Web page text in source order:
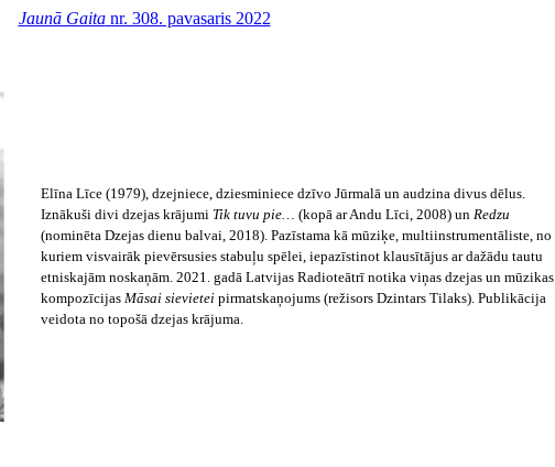
Jaunā Gaitanr. 308. pavasaris 2022
Elīna Līce (1979), dzejniece, dziesminiece dzīvo Jūrmalā un audzina divus dēlus.
Iznākuši divi dzejas krājumi Tik tuvu pie… (kopā ar Andu Līci, 2008) un Redzu
(nominēta Dzejas dienu balvai, 2018). Pazīstama kā mūziķe, multiinstrumentāliste, no
kuriem visvairāk pievērsusies stabuļu spēlei, iepazīstinot klausītājus ar dažādu tautu
etniskajām noskaņām. 2021. gadā Latvijas Radioteātrī notika viņas dzejas un mūzikas
kompozīcijas Māsai sievieteipirmatskaņojums (režisors Dzintars Tilaks). Publikācija
veidota no topošā dzejas krājuma.